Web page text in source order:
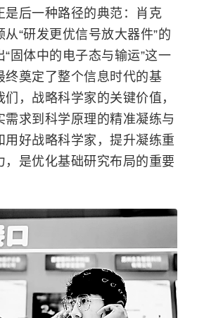
是后一种路径的典范：肖克
“研发更优信号放大器件”的
固体中的电子态与输运”这一
终奠定了整个信息时代的基
，战略科学家的关键价值，
需求到科学原理的精准凝练与
用好战略科学家，提升凝练重
，是优化基础研究布局的重要